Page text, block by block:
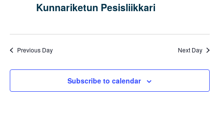
Kunnariketun Pesisliikkari
Previous Day Next Day
Subscribe to calendar